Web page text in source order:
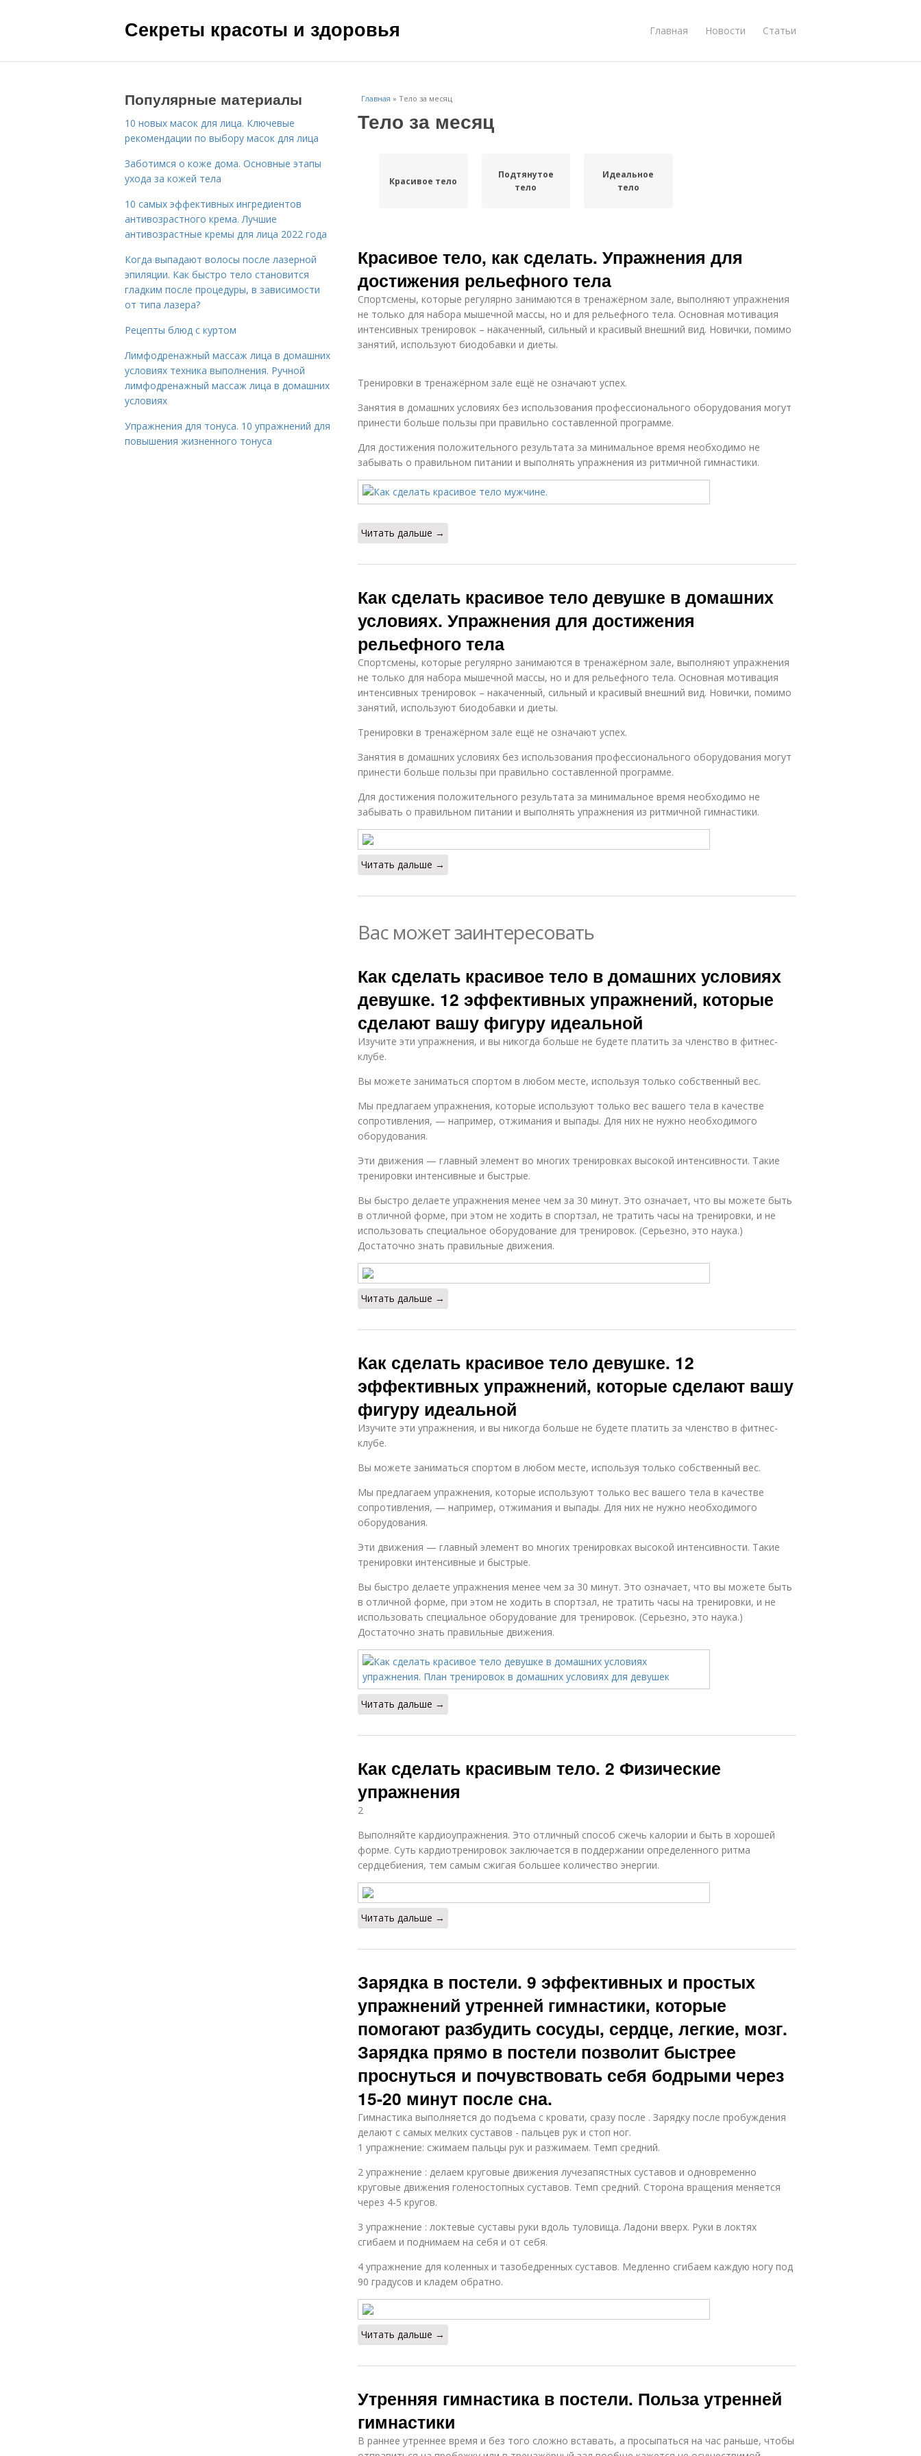
Секреты красоты и здоровья Главная Новости Статьи
Главная » Тело за месяц
Тело за месяц
Красивое тело
Подтянутое
тело
Идеальное
тело
Красивое тело, как сделать. Упражнения для
достижения рельефного тела
Спортсмены, которые регулярно занимаются в тренажёрном зале, выполняют упражнения
не только для набора мышечной массы, но и для рельефного тела. Основная мотивация
интенсивных тренировок – накаченный, сильный и красивый внешний вид. Новички, помимо
занятий, используют биодобавки и диеты.
Тренировки в тренажёрном зале ещё не означают успех.
Занятия в домашних условиях без использования профессионального оборудования могут
принести больше пользы при правильно составленной программе.
Для достижения положительного результата за минимальное время необходимо не
забывать о правильном питании и выполнять упражнения из ритмичной гимнастики.
Читать дальше →
Как сделать красивое тело девушке в домашних
условиях. Упражнения для достижения
рельефного тела
Спортсмены, которые регулярно занимаются в тренажёрном зале, выполняют упражнения
не только для набора мышечной массы, но и для рельефного тела. Основная мотивация
интенсивных тренировок – накаченный, сильный и красивый внешний вид. Новички, помимо
занятий, используют биодобавки и диеты.
Тренировки в тренажёрном зале ещё не означают успех.
Занятия в домашних условиях без использования профессионального оборудования могут
принести больше пользы при правильно составленной программе.
Для достижения положительного результата за минимальное время необходимо не
забывать о правильном питании и выполнять упражнения из ритмичной гимнастики.
Читать дальше →
Вас может заинтересовать
Как сделать красивое тело в домашних условиях
девушке. 12 эффективных упражнений, которые
сделают вашу фигуру идеальной
Изучите эти упражнения, и вы никогда больше не будете платить за членство в фитнес-
клубе.
Вы можете заниматься спортом в любом месте, используя только собственный вес.
Мы предлагаем упражнения, которые используют только вес вашего тела в качестве
сопротивления, — например, отжимания и выпады. Для них не нужно необходимого
оборудования.
Эти движения — главный элемент во многих тренировках высокой интенсивности. Такие
тренировки интенсивные и быстрые.
Вы быстро делаете упражнения менее чем за 30 минут. Это означает, что вы можете быть
в отличной форме, при этом не ходить в спортзал, не тратить часы на тренировки, и не
использовать специальное оборудование для тренировок. (Серьезно, это наука.)
Достаточно знать правильные движения.
Читать дальше →
Как сделать красивое тело девушке. 12
эффективных упражнений, которые сделают вашу
фигуру идеальной
Изучите эти упражнения, и вы никогда больше не будете платить за членство в фитнес-
клубе.
Вы можете заниматься спортом в любом месте, используя только собственный вес.
Мы предлагаем упражнения, которые используют только вес вашего тела в качестве
сопротивления, — например, отжимания и выпады. Для них не нужно необходимого
оборудования.
Эти движения — главный элемент во многих тренировках высокой интенсивности. Такие
тренировки интенсивные и быстрые.
Вы быстро делаете упражнения менее чем за 30 минут. Это означает, что вы можете быть
в отличной форме, при этом не ходить в спортзал, не тратить часы на тренировки, и не
использовать специальное оборудование для тренировок. (Серьезно, это наука.)
Достаточно знать правильные движения.
Читать дальше →
Как сделать красивым тело. 2 Физические
упражнения
2
Выполняйте кардиоупражнения. Это отличный способ сжечь калории и быть в хорошей
форме. Суть кардиотренировок заключается в поддержании определенного ритма
сердцебиения, тем самым сжигая большее количество энергии.
Читать дальше →
Зарядка в постели. 9 эффективных и простых
упражнений утренней гимнастики, которые
помогают разбудить сосуды, сердце, легкие, мозг.
Зарядка прямо в постели позволит быстрее
проснуться и почувствовать себя бодрыми через
15-20 минут после сна.
Гимнастика выполняется до подъема с кровати, сразу после . Зарядку после пробуждения
делают с самых мелких суставов - пальцев рук и стоп ног.
1 упражнение: сжимаем пальцы рук и разжимаем. Темп средний.
2 упражнение : делаем круговые движения лучезапястных суставов и одновременно
круговые движения голеностопных суставов. Темп средний. Сторона вращения меняется
через 4-5 кругов.
3 упражнение : локтевые суставы руки вдоль туловища. Ладони вверх. Руки в локтях
сгибаем и поднимаем на себя и от себя.
4 упражнение для коленных и тазобедренных суставов. Медленно сгибаем каждую ногу под
90 градусов и кладем обратно.
Читать дальше →
Утренняя гимнастика в постели. Польза утренней
гимнастики
В раннее утреннее время и без того сложно вставать, а просыпаться на час раньше, чтобы
Популярные материалы
10 новых масок для лица. Ключевые
рекомендации по выбору масок для лица
Заботимся о коже дома. Основные этапы
ухода за кожей тела
10 самых эффективных ингредиентов
антивозрастного крема. Лучшие
антивозрастные кремы для лица 2022 года
Когда выпадают волосы после лазерной
эпиляции. Как быстро тело становится
гладким после процедуры, в зависимости
от типа лазера?
Рецепты блюд с куртом
Лимфодренажный массаж лица в домашних
условиях техника выполнения. Ручной
лимфодренажный массаж лица в домашних
условиях
Упражнения для тонуса. 10 упражнений для
повышения жизненного тонуса